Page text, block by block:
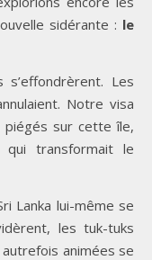
sidérante : le
Les
Notre visa
piégés sur cette île,
qui transformait le
Lanka lui-même se
les tuk-tuks
animées se